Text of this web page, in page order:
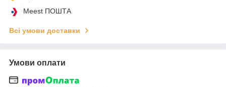
Meest ПОШТА
Всі умови доставки
Умови оплати